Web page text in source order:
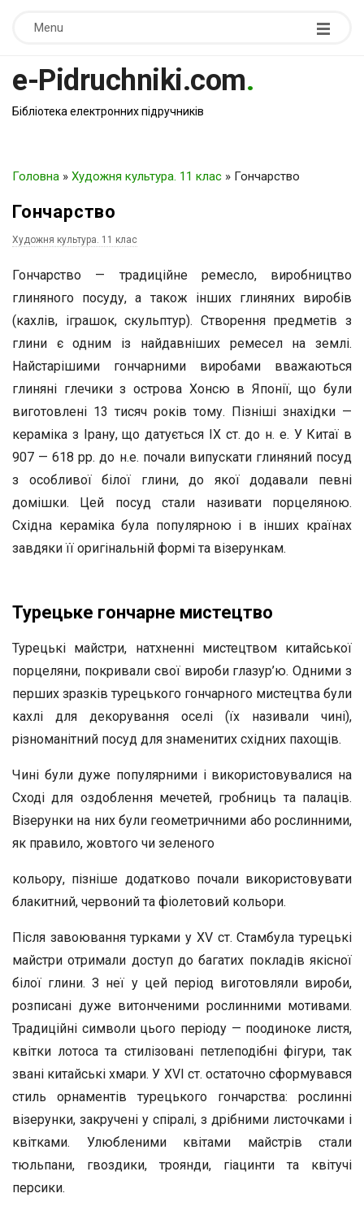
Menu
e-Pidruchniki.com.
Бібліотека електронних підручників
Головна » Художня культура. 11 клас » Гончарство
Гончарство
Художня культура. 11 клас
Гончарство — традиційне ремесло, виробництво
глиняного посуду, а також інших глиняних виробів
(кахлів, іграшок, скульптур). Створення предметів з
глини є одним із найдавніших ремесел на землі.
Найстарішими гончарними виробами вважаються
глиняні глечики з острова Хонсю в Японії, що були
виготовлені 13 тисяч років тому. Пізніші знахідки —
кераміка з Ірану, що датується IX ст. до н. е. У Китаї в
907 — 618 pp. до н.е. почали випускати глиняний посуд
з особливої білої глини, до якої додавали певні
домішки. Цей посуд стали називати порцеляною.
Східна кераміка була популярною і в інших країнах
завдяки її оригінальній формі та візерункам.
Турецьке гончарне мистецтво
Турецькі майстри, натхненні мистецтвом китайської
порцеляни, покривали свої вироби глазур’ю. Одними з
перших зразків турецького гончарного мистецтва були
кахлі для декорування оселі (їх називали чині),
різноманітний посуд для знаменитих східних пахощів.
Чині були дуже популярними і використовувалися на
Сході для оздоблення мечетей, гробниць та палаців.
Візерунки на них були геометричними або рослинними,
як правило, жовтого чи зеленого
кольору, пізніше додатково почали використовувати
блакитний, червоний та фіолетовий кольори.
Після завоювання турками у XV ст. Стамбула турецькі
майстри отримали доступ до багатих покладів якісної
білої глини. З неї у цей період виготовляли вироби,
розписані дуже витонченими рослинними мотивами.
Традиційні символи цього періоду — поодиноке листя,
квітки лотоса та стилізовані петлеподібні фігури, так
звані китайські хмари. У XVI ст. остаточно сформувався
стиль орнаментів турецького гончарства: рослинні
візерунки, закручені у спіралі, з дрібними листочками і
квітками. Улюбленими квітами майстрів стали
тюльпани, гвоздики, троянди, гіацинти та квітучі
персики.